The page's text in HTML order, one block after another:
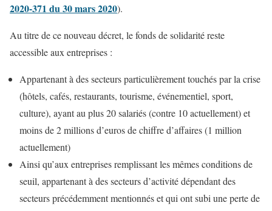
2020-371 du 30 mars 2020).
Au titre de ce nouveau décret, le fonds de solidarité reste
accessible aux entreprises :
Appartenant à des secteurs particulièrement touchés par la crise
(hôtels, cafés, restaurants, tourisme, événementiel, sport,
culture), ayant au plus 20 salariés (contre 10 actuellement) et
moins de 2 millions d’euros de chiffre d’affaires (1 million
actuellement)
Ainsi qu’aux entreprises remplissant les mêmes conditions de
seuil, appartenant à des secteurs d’activité dépendant des
secteurs précédemment mentionnés et qui ont subi une perte de